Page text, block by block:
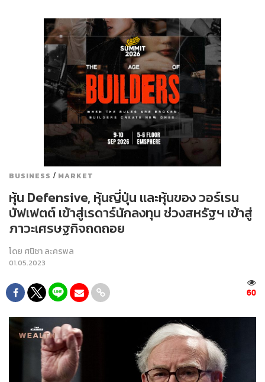
BUSINESS / MARKET
หุ้น Defensive, หุ้นญี่ปุ่น และหุ้นของ วอร์เรน
บัฟเฟตต์ เข้าสู่เรดาร์นักลงทุน ช่วงสหรัฐฯ เข้าสู่
ภาวะเศรษฐกิจถดถอย
โดย ศนิชา ละครพล
01.05.2023
60